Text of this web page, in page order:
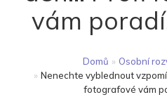
vám
Domů » Osobní
» Nenechte vyblednout
fotografové vám